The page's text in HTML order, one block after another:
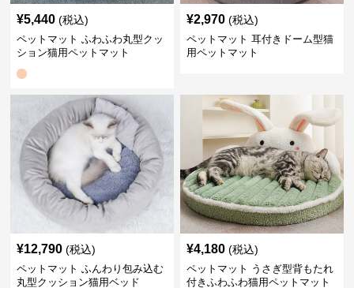
¥5,440 (税込)
ペットマット ふわふわ丸型クッ
ション猫用ペットマット
¥2,970 (税込)
ペットマット 耳付きドーム型猫
用ペットマット
¥12,790 (税込)
ペットマット ふんわり包み込む
丸型クッション猫用ベッド
¥4,180 (税込)
ペットマット うさぎ型背もたれ
付きふわふわ猫用ペットマット